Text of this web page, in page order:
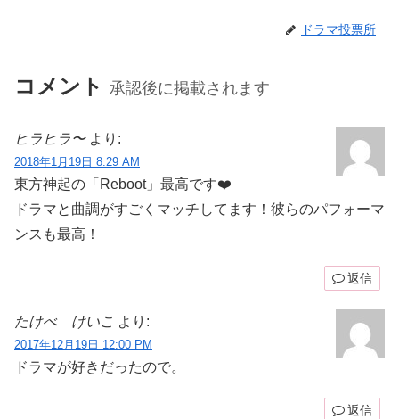
ドラマ投票所
コメント 承認後に掲載されます
ヒラヒラ〜 より:
2018年1月19日 8:29 AM
東方神起の「Reboot」最高です❤️
ドラマと曲調がすごくマッチしてます！彼らのパフォーマ
ンスも最高！
返信
たけべ けいこ より:
2017年12月19日 12:00 PM
ドラマが好きだったので。
返信